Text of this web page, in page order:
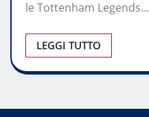
le Tottenham Legends…
LEGGI TUTTO